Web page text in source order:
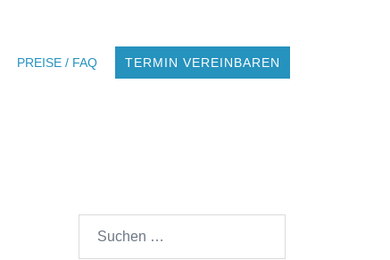
PREISE / FAQ TERMIN VEREINBAREN